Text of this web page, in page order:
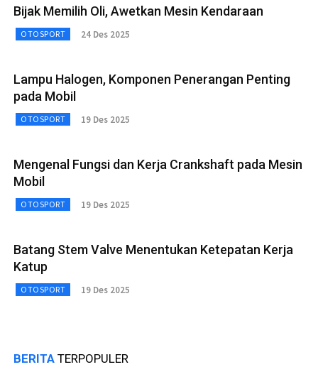
Bijak Memilih Oli, Awetkan Mesin Kendaraan
OTOSPORT 24 Des 2025
Lampu Halogen, Komponen Penerangan Penting
pada Mobil
OTOSPORT 19 Des 2025
Mengenal Fungsi dan Kerja Crankshaft pada Mesin
Mobil
OTOSPORT 19 Des 2025
Batang Stem Valve Menentukan Ketepatan Kerja
Katup
OTOSPORT 19 Des 2025
BERITA TERPOPULER